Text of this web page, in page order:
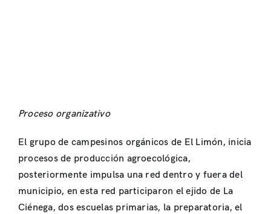
Proceso organizativo
El grupo de campesinos orgánicos de El Limón, inicia
procesos de producción agroecológica,
posteriormente impulsa una red dentro y fuera del
municipio, en esta red participaron el ejido de La
Ciénega, dos escuelas primarias, la preparatoria, el